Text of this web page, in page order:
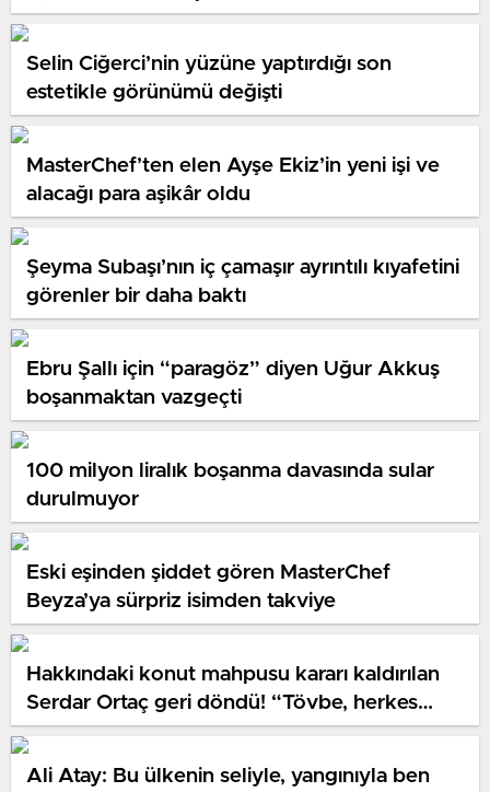
Selin Ciğerci’nin yüzüne yaptırdığı son
estetikle görünümü değişti
MasterChef’ten elen Ayşe Ekiz’in yeni işi ve
alacağı para aşikâr oldu
Şeyma Subaşı’nın iç çamaşır ayrıntılı kıyafetini
görenler bir daha baktı
Ebru Şallı için “paragöz” diyen Uğur Akkuş
boşanmaktan vazgeçti
100 milyon liralık boşanma davasında sular
durulmuyor
Eski eşinden şiddet gören MasterChef
Beyza’ya sürpriz isimden takviye
Hakkındaki konut mahpusu kararı kaldırılan
Serdar Ortaç geri döndü! “Tövbe, herkes
bundan ders çıkarsın”
Ali Atay: Bu ülkenin seliyle, yangınıyla ben